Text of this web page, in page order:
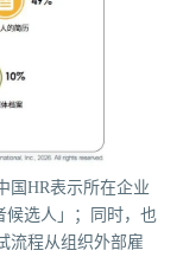
国HR表示所在企业
候选人」；同时，也
流程从组织外部雇